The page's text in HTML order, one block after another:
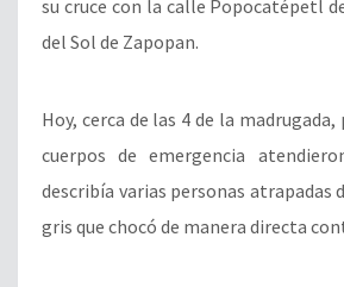
su cruce con la calle Popocatépetl
del Sol de Zapopan.
Hoy, cerca de las 4 de la
cuerpos de emergencia
describía varias personas atrapadas
gris que chocó de manera directa